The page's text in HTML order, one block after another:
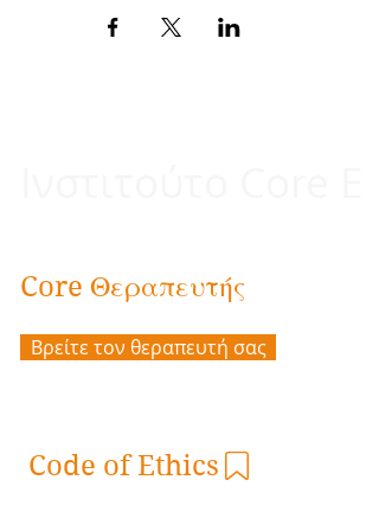
Core Θεραπευτής
Βρείτε τον θεραπευτή σας
Code of Ethics